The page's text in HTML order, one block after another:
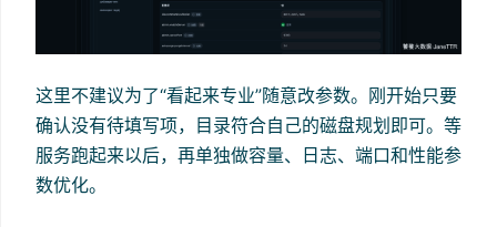
这里不建议为了“看起来专业”随意改参数。刚开始只要
确认没有待填写项，目录符合自己的磁盘规划即可。等
服务跑起来以后，再单独做容量、日志、端口和性能参
数优化。